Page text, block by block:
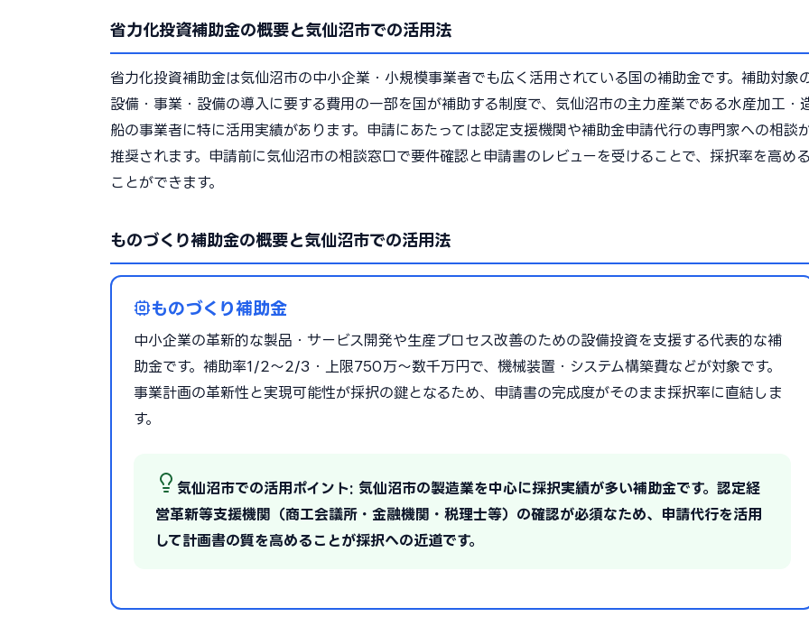
省力化投資補助金の概要と気仙沼市での活用法
省力化投資補助金は気仙沼市の中小企業・小規模事業者でも広く活用されている国の補助金です。補助対象
設備・事業・設備の導入に要する費用の一部を国が補助する制度で、気仙沼市の主力産業である水産加工・
船の事業者に特に活用実績があります。申請にあたっては認定支援機関や補助金申請代行の専門家への相談
推奨されます。申請前に気仙沼市の相談窓口で要件確認と申請書のレビューを受けることで、採択率を高める
ことができます。
ものづくり補助金の概要と気仙沼市での活用法
ものづくり補助金
中小企業の革新的な製品・サービス開発や生産プロセス改善のための設備投資を支援する代表的な補
助金です。補助率1/2〜2/3・上限750万〜数千万円で、機械装置・システム構築費などが対象です。
事業計画の革新性と実現可能性が採択の鍵となるため、申請書の完成度がそのまま採択率に直結しま
す。
気仙沼市での活用ポイント: 気仙沼市の製造業を中心に採択実績が多い補助金です。認定経
営革新等支援機関（商工会議所・金融機関・税理士等）の確認が必須なため、申請代行を活用
して計画書の質を高めることが採択への近道です。